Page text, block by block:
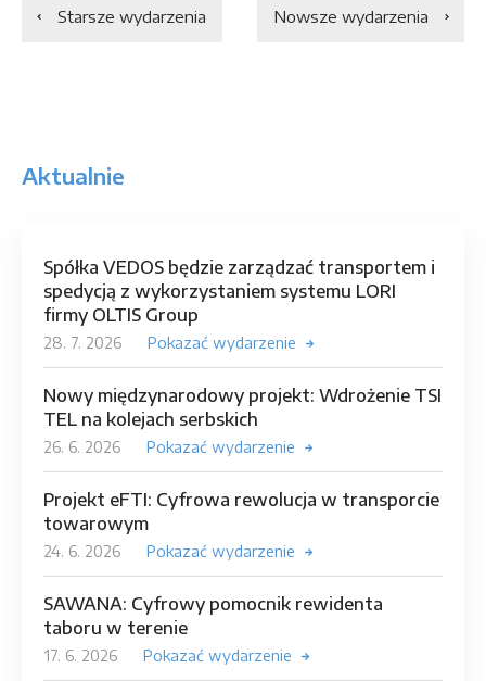
Starsze wydarzenia Nowsze wydarzenia
Aktualnie
Spółka VEDOS będzie zarządzać transportem i
spedycją z wykorzystaniem systemu LORI
firmy OLTIS Group
28. 7. 2026 Pokazać wydarzenie
Nowy międzynarodowy projekt: Wdrożenie TSI
TEL na kolejach serbskich
26. 6. 2026 Pokazać wydarzenie
Projekt eFTI: Cyfrowa rewolucja w transporcie
towarowym
24. 6. 2026 Pokazać wydarzenie
SAWANA: Cyfrowy pomocnik rewidenta
taboru w terenie
17. 6. 2026 Pokazać wydarzenie